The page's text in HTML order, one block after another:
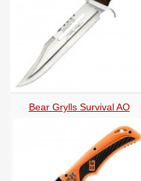
Bear Grylls Survival AO